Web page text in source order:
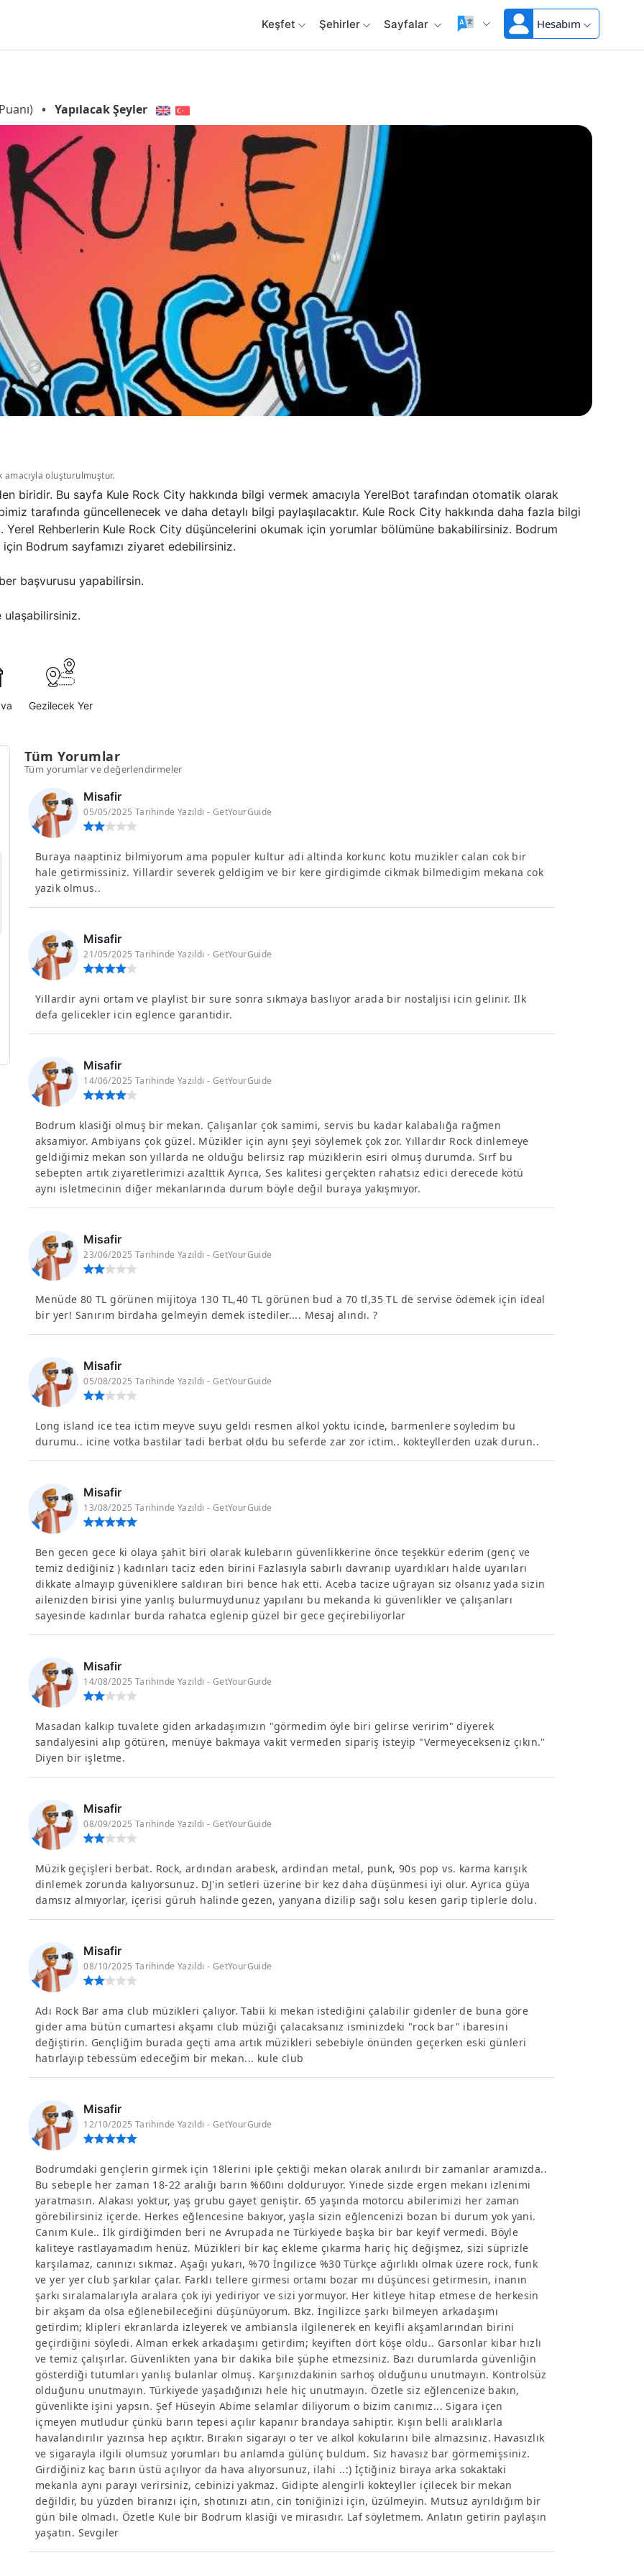
Keşfet Şehirler Sayfalar Hesabım
• Yapılacak Şeyler
oluşturulmuştur.
biridir. Bu sayfa Kule Rock City hakkında bilgi vermek amacıyla YerelBot tarafından otomatik olarak
tarafında güncellenecek ve daha detaylı bilgi paylaşılacaktır. Kule Rock City hakkında daha fazla bilgi
Rehberlerin Kule Rock City düşüncelerini okumak için yorumlar bölümüne bakabilirsiniz. Bodrum
Bodrum sayfamızı ziyaret edebilirsiniz.
başvurusu yapabilirsin.
ulaşabilirsiniz.
Gezilecek Yer
Tüm Yorumlar
Tüm yorumlar ve değerlendirmeler
Misafir
05/05/2025 Tarihinde Yazıldı - GetYourGuide
Buraya naaptiniz bilmiyorum ama populer kultur adi altinda korkunc kotu muzikler calan cok bir
hale getirmissiniz. Yillardir severek geldigim ve bir kere girdigimde cikmak bilmedigim mekana cok
yazik olmus..
Misafir
21/05/2025 Tarihinde Yazıldı - GetYourGuide
Yillardir ayni ortam ve playlist bir sure sonra sıkmaya baslıyor arada bir nostaljisi icin gelinir. Ilk
defa gelicekler icin eglence garantidir.
Misafir
14/06/2025 Tarihinde Yazıldı - GetYourGuide
Bodrum klasiği olmuş bir mekan. Çalışanlar çok samimi, servis bu kadar kalabalığa rağmen
aksamiyor. Ambiyans çok güzel. Müzikler için aynı şeyi söylemek çok zor. Yıllardır Rock dinlemeye
geldiğimiz mekan son yıllarda ne olduğu belirsiz rap müziklerin esiri olmuş durumda. Sırf bu
sebepten artık ziyaretlerimizi azalttik Ayrıca, Ses kalitesi gerçekten rahatsız edici derecede kötü
aynı isletmecinin diğer mekanlarında durum böyle değil buraya yakışmıyor.
Misafir
23/06/2025 Tarihinde Yazıldı - GetYourGuide
Menüde 80 TL görünen mijitoya 130 TL,40 TL görünen bud a 70 tl,35 TL de servise ödemek için ideal
bir yer! Sanırım birdaha gelmeyin demek istediler.... Mesaj alındı. ?
Misafir
05/08/2025 Tarihinde Yazıldı - GetYourGuide
Long island ice tea ictim meyve suyu geldi resmen alkol yoktu icinde, barmenlere soyledim bu
durumu.. icine votka bastilar tadi berbat oldu bu seferde zar zor ictim.. kokteyllerden uzak durun..
Misafir
13/08/2025 Tarihinde Yazıldı - GetYourGuide
Ben gecen gece ki olaya şahit biri olarak kulebarın güvenlikkerine önce teşekkür ederim (genç ve
temiz dediğiniz ) kadınları taciz eden birini Fazlasıyla sabırlı davranıp uyardıkları halde uyarıları
dikkate almayıp güveniklere saldıran biri bence hak etti. Aceba tacize uğrayan siz olsanız yada sizin
ailenizden birisi yine yanlış bulurmuydunuz yapılanı bu mekanda ki güvenlikler ve çalışanları
sayesinde kadınlar burda rahatca eglenip güzel bir gece geçirebiliyorlar
Misafir
14/08/2025 Tarihinde Yazıldı - GetYourGuide
Masadan kalkıp tuvalete giden arkadaşımızın "görmedim öyle biri gelirse veririm" diyerek
sandalyesini alıp götüren, menüye bakmaya vakit vermeden sipariş isteyip "Vermeyecekseniz çıkın."
Diyen bir işletme.
Misafir
08/09/2025 Tarihinde Yazıldı - GetYourGuide
Müzik geçişleri berbat. Rock, ardından arabesk, ardindan metal, punk, 90s pop vs. karma karışık
dinlemek zorunda kalıyorsunuz. DJ'in setleri üzerine bir kez daha düşünmesi iyi olur. Ayrıca güya
damsız almıyorlar, içerisi güruh halinde gezen, yanyana dizilip sağı solu kesen garip tiplerle dolu.
Misafir
08/10/2025 Tarihinde Yazıldı - GetYourGuide
Adı Rock Bar ama club müzikleri çalıyor. Tabii ki mekan istediğini çalabilir gidenler de buna göre
gider ama bütün cumartesi akşamı club müziği çalacaksanız isminizdeki "rock bar" ibaresini
değiştirin. Gençliğim burada geçti ama artık müzikleri sebebiyle önünden geçerken eski günleri
hatırlayıp tebessüm edeceğim bir mekan... kule club
Misafir
12/10/2025 Tarihinde Yazıldı - GetYourGuide
Bodrumdaki gençlerin girmek için 18lerini iple çektiği mekan olarak anılırdı bir zamanlar aramızda..
Bu sebeple her zaman 18-22 aralığı barın %60ını dolduruyor. Yinede sizde ergen mekanı izlenimi
yaratmasın. Alakası yoktur, yaş grubu gayet geniştir. 65 yaşında motorcu abilerimizi her zaman
görebilirsiniz içerde. Herkes eğlencesine bakıyor, yaşla sizin eğlencenizi bozan bi durum yok yani.
Canım Kule.. İlk girdiğimden beri ne Avrupada ne Türkiyede başka bir bar keyif vermedi. Böyle
kaliteye rastlayamadım henüz. Müzikleri bir kaç ekleme çıkarma hariç hiç değişmez, sizi süprizle
karşılamaz, canınızı sıkmaz. Aşağı yukarı, %70 İngilizce %30 Türkçe ağırlıklı olmak üzere rock, funk
ve yer yer club şarkılar çalar. Farklı tellere girmesi ortamı bozar mı düşüncesi getirmesin, inanın
şarkı sıralamalarıyla aralara çok iyi yediriyor ve sizi yormuyor. Her kitleye hitap etmese de herkesin
bir akşam da olsa eğlenebileceğini düşünüyorum. Bkz. İngilizce şarkı bilmeyen arkadaşımı
getirdim; klipleri ekranlarda izleyerek ve ambiansla ilgilenerek en keyifli akşamlarından birini
geçirdiğini söyledi. Alman erkek arkadaşımı getirdim; keyiften dört köşe oldu.. Garsonlar kibar hızlı
ve temiz çalışırlar. Güvenlikten yana bir dakika bile şüphe etmezsiniz. Bazı durumlarda güvenliğin
gösterdiği tutumları yanlış bulanlar olmuş. Karşınızdakinin sarhoş olduğunu unutmayın. Kontrolsüz
olduğunu unutmayın. Türkiyede yaşadığınızı hele hiç unutmayın. Özetle siz eğlencenize bakın,
güvenlikte işini yapsın. Şef Hüseyin Abime selamlar diliyorum o bizim canımız... Sigara içen
içmeyen mutludur çünkü barın tepesi açılır kapanır brandaya sahiptir. Kışın belli aralıklarla
havalandırılır yazınsa hep açıktır. Bırakın sigarayı o ter ve alkol kokularını bile almazsınız. Havasızlık
ve sigarayla ilgili olumsuz yorumları bu anlamda gülünç buldum. Siz havasız bar görmemişsiniz.
Girdiğiniz kaç barın üstü açılıyor da hava alıyorsunuz, ilahi ..:) İçtiğiniz biraya arka sokaktaki
mekanla aynı parayı verirsiniz, cebinizi yakmaz. Gidipte alengirli kokteyller içilecek bir mekan
değildir, bu yüzden biranızı için, shotınızı atın, cin toniğinizi için, üzülmeyin. Mutsuz ayrıldığım bir
gün bile olmadı. Özetle Kule bir Bodrum klasiği ve mirasıdır. Laf söyletmem. Anlatın getirin paylaşın
yaşatın. Sevgiler